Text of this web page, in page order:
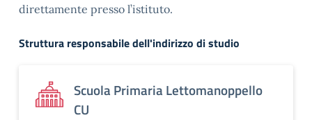
direttamente presso l’istituto.
Struttura responsabile dell'indirizzo di studio
Scuola Primaria Lettomanoppello
CU